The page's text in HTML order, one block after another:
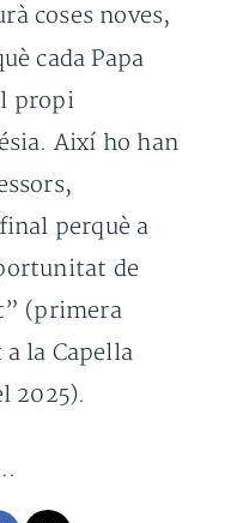
coses noves,
cada Papa
propi
Així ho han
perquè a
de
(primera
la Capella
2025).